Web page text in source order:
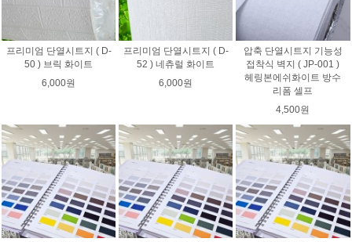
프리미엄 단열시트지 ( D-
50 ) 브릭 화이트
6,000원
프리미엄 단열시트지 ( D-
52 ) 네츄럴 화이트
6,000원
압축 단열시트지 기능성
접착식 벽지 ( JP-001 )
헤링본에쉬화이트 방수
리폼 셀프
4,500원